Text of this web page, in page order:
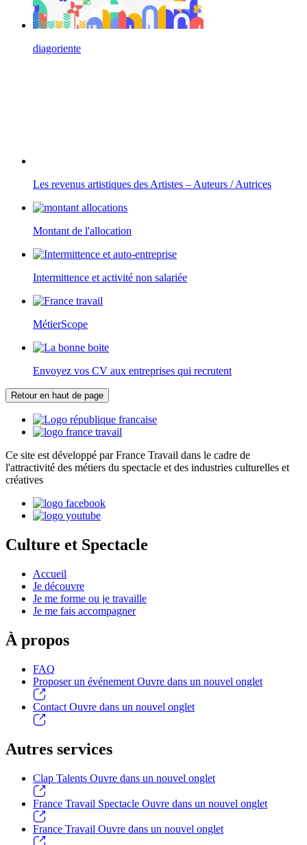
diagoriente
Les revenus artistiques des Artistes – Auteurs / Autrices
Montant de l'allocation
Intermittence et activité non salariée
MétierScope
Envoyez vos CV aux entreprises qui recrutent
Retour en haut de page
Ce site est développé par France Travail dans le cadre de
l'attractivité des métiers du spectacle et des industries culturelles et
créatives
Culture et Spectacle
Accueil
Je découvre
Je me forme ou je travaille
Je me fais accompagner
À propos
FAQ
Proposer un événement Ouvre dans un nouvel onglet
Contact Ouvre dans un nouvel onglet
Autres services
Clap Talents Ouvre dans un nouvel onglet
France Travail Spectacle Ouvre dans un nouvel onglet
France Travail Ouvre dans un nouvel onglet